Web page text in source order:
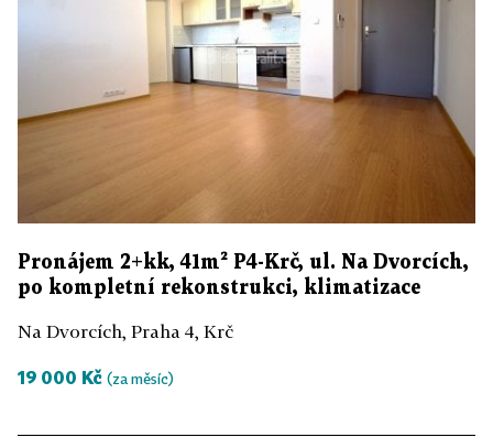
Pronájem 2+kk, 41m² P4-Krč, ul. Na Dvorcích,
po kompletní rekonstrukci, klimatizace
Na Dvorcích, Praha 4, Krč
19 000 Kč (za měsíc)